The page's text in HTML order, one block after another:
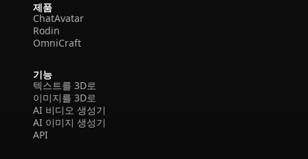
제품
ChatAvatar
Rodin
OmniCraft
기능
텍스트를 3D로
이미지를 3D로
AI 비디오 생성기
AI 이미지 생성기
API